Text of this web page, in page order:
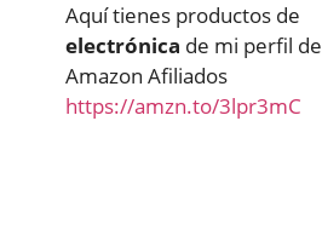
Aquí tienes productos de
electrónica de mi perfil de
Amazon Afiliados
https://amzn.to/3lpr3mC